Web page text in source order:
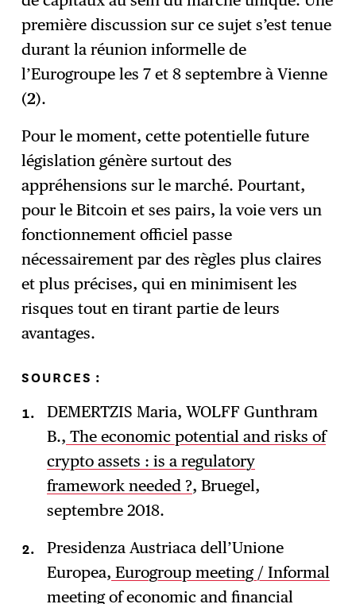
première discussion sur ce sujet s’est tenue
durant la réunion informelle de
l’Eurogroupe les 7 et 8 septembre à Vienne
(2).
Pour le moment, cette potentielle future
législation génère surtout des
appréhensions sur le marché. Pourtant,
pour le Bitcoin et ses pairs, la voie vers un
fonctionnement officiel passe
nécessairement par des règles plus claires
et plus précises, qui en minimisent les
risques tout en tirant partie de leurs
avantages.
SOURCES :
DEMERTZIS Maria, WOLFF Gunthram
B., The economic potential and risks of
crypto assets : is a regulatory
framework needed ?, Bruegel,
septembre 2018.
Presidenza Austriaca dell’Unione
Europea, Eurogroup meeting / Informal
meeting of economic and financial